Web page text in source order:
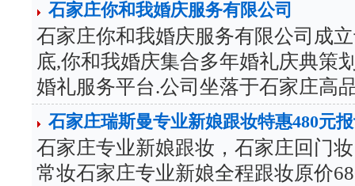
石家庄你和我婚庆服务有限公司
石家庄你和我婚庆服务有限公司成
底,你和我婚庆集合多年婚礼庆典策
婚礼服务平台.公司坐落于石家庄高
石家庄瑞斯曼专业新娘跟妆特惠480元
石家庄专业新娘跟妆，石家庄回门
常妆石家庄专业新娘全程跟妆原价